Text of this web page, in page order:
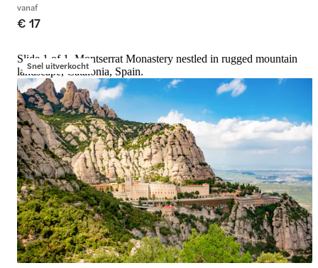
vanaf
€ 17
Snel uitverkocht
Slide 1 of 1, Montserrat Monastery nestled in rugged mountain
landscape, Catalonia, Spain.